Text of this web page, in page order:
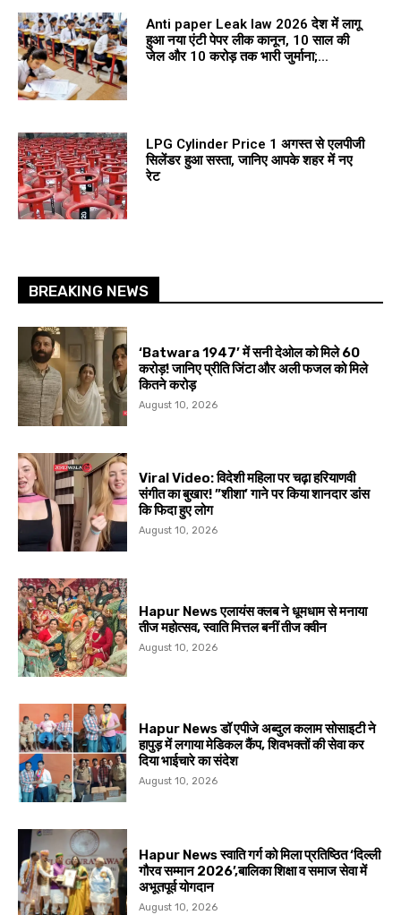
Anti paper Leak law 2026 देश में लागू
हुआ नया एंटी पेपर लीक कानून, 10 साल की
जेल और 10 करोड़ तक भारी जुर्माना;...
LPG Cylinder Price 1 अगस्त से एलपीजी
सिलेंडर हुआ सस्ता, जानिए आपके शहर में नए
रेट
BREAKING NEWS
‘Batwara 1947’ में सनी देओल को मिले ₹60
करोड़! जानिए प्रीति जिंटा और अली फजल को मिले
कितने करोड़
August 10, 2026
Viral Video: विदेशी महिला पर चढ़ा हरियाणवी
संगीत का बुखार! ”शीशा’ गाने पर किया शानदार डांस
कि फिदा हुए लोग
August 10, 2026
Hapur News एलायंस क्लब ने धूमधाम से मनाया
तीज महोत्सव, स्वाति मित्तल बनीं तीज क्वीन
August 10, 2026
Hapur News डॉ एपीजे अब्दुल कलाम सोसाइटी ने
हापुड़ में लगाया मेडिकल कैंप, शिवभक्तों की सेवा कर
दिया भाईचारे का संदेश
August 10, 2026
Hapur News स्वाति गर्ग को मिला प्रतिष्ठित ‘दिल्ली
गौरव सम्मान 2026’,बालिका शिक्षा व समाज सेवा में
अभूतपूर्व योगदान
August 10, 2026